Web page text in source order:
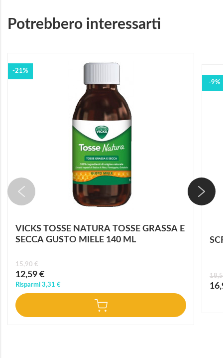
Potrebbero interessarti
-21%
VICKS TOSSE NATURA TOSSE GRASSA E
SECCA GUSTO MIELE 140 ML
Prezzo
speciale
12,59 €
15,90 €
Risparmi 3,31 €
-9%